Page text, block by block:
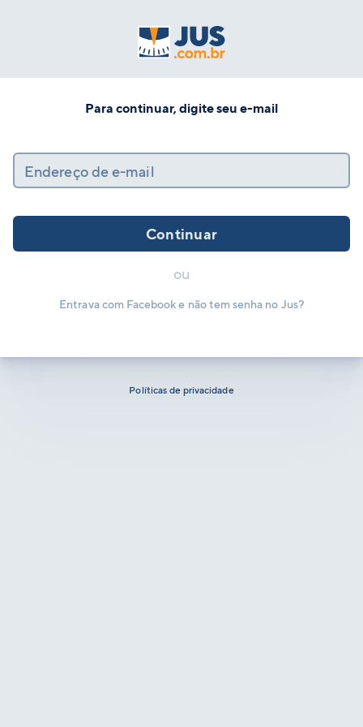
Para continuar, digite seu e-mail
Endereço de e-mail
Continuar
ou
Entrava com Facebook e não tem senha no Jus?
Políticas de privacidade